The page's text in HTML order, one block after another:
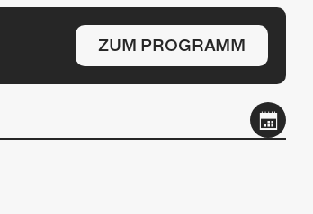
ZUM PROGRAMM